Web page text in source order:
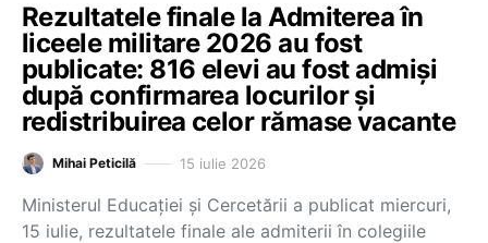
Rezultatele finale la Admiterea în
liceele militare 2026 au fost
publicate: 816 elevi au fost admiși
după confirmarea locurilor și
redistribuirea celor rămase vacante
Mihai Peticilă 15 iulie 2026
Ministerul Educației și Cercetării a publicat miercuri,
15 iulie, rezultatele finale ale admiterii în colegiile